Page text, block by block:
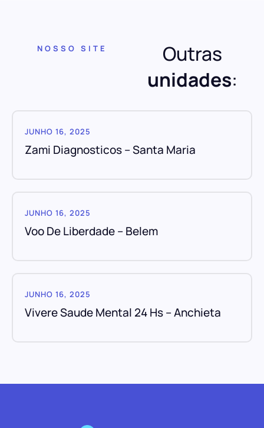
NOSSO SITE
Outras
unidades:
JUNHO 16, 2025
Zami Diagnosticos – Santa Maria
JUNHO 16, 2025
Voo De Liberdade – Belem
JUNHO 16, 2025
Vivere Saude Mental 24 Hs – Anchieta